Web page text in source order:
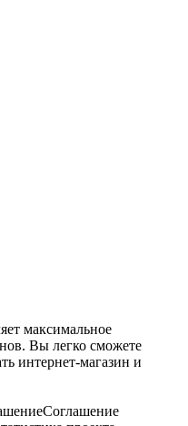
максимальное
Вы легко сможете
интернет-магазин и
Соглашение